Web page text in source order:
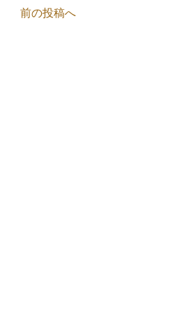
前の投稿へ